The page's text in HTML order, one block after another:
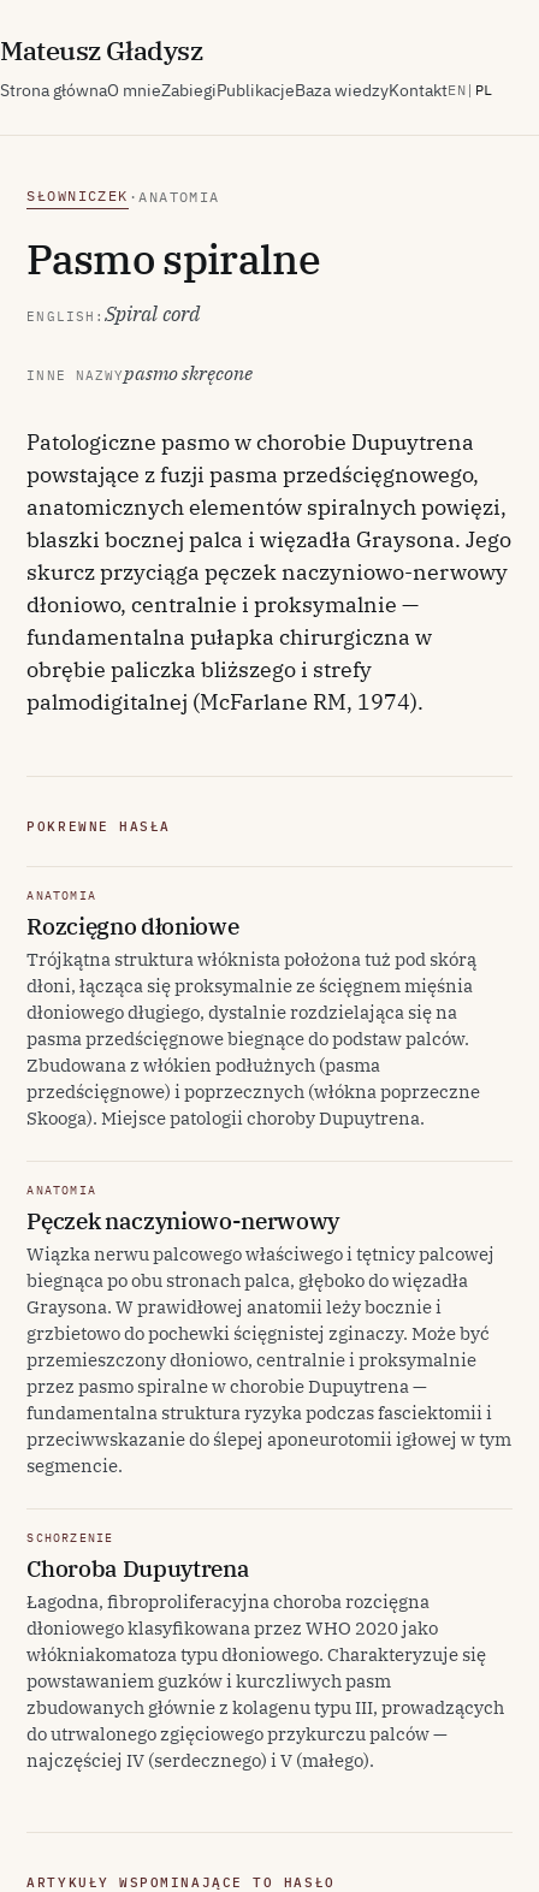
MateuszGładysz
Strona głównaO mnieZabiegiPublikacjeBaza wiedzyKontaktEN | PL
SŁOWNICZEK ·ANATOMIA
Pasmo spiralne
ENGLISH:Spiral cord
INNE NAZWYpasmo skręcone
Patologiczne pasmo w chorobie Dupuytrena
powstające z fuzji pasma przedścięgnowego,
anatomicznych elementów spiralnych powięzi,
blaszki bocznej palca i więzadła Graysona. Jego
skurcz przyciąga pęczek naczyniowo-nerwowy
dłoniowo, centralnie i proksymalnie —
fundamentalna pułapka chirurgiczna w
obrębie paliczka bliższego i strefy
palmodigitalnej (McFarlane RM, 1974).
POKREWNE HASŁA
ANATOMIA
Rozcięgno dłoniowe
Trójkątna struktura włóknista położona tuż pod skórą
dłoni, łącząca się proksymalnie ze ścięgnem mięśnia
dłoniowego długiego, dystalnie rozdzielająca się na
pasma przedścięgnowe biegnące do podstaw palców.
Zbudowana z włókien podłużnych (pasma
przedścięgnowe) i poprzecznych (włókna poprzeczne
Skooga). Miejsce patologii choroby Dupuytrena.
ANATOMIA
Pęczek naczyniowo-nerwowy
Wiązka nerwu palcowego właściwego i tętnicy palcowej
biegnąca po obu stronach palca, głęboko do więzadła
Graysona. W prawidłowej anatomii leży bocznie i
grzbietowo do pochewki ścięgnistej zginaczy. Może być
przemieszczony dłoniowo, centralnie i proksymalnie
przez pasmo spiralne w chorobie Dupuytrena —
fundamentalna struktura ryzyka podczas fasciektomii i
przeciwwskazanie do ślepej aponeurotomii igłowej w tym
segmencie.
SCHORZENIE
Choroba Dupuytrena
Łagodna, fibroproliferacyjna choroba rozcięgna
dłoniowego klasyfikowana przez WHO 2020 jako
włókniakomatoza typu dłoniowego. Charakteryzuje się
powstawaniem guzków i kurczliwych pasm
zbudowanych głównie z kolagenu typu III, prowadzących
do utrwalonego zgięciowego przykurczu palców —
najczęściej IV (serdecznego) i V (małego).
ARTYKUŁY WSPOMINAJĄCE TO HASŁO